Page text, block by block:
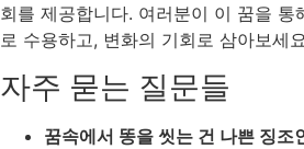
회를 제공합니다. 여러분이 이 꿈을 통
로 수용하고, 변화의 기회로 삼아보세
자주 묻는 질문들
꿈속에서 똥을 씻는 건 나쁜 징조